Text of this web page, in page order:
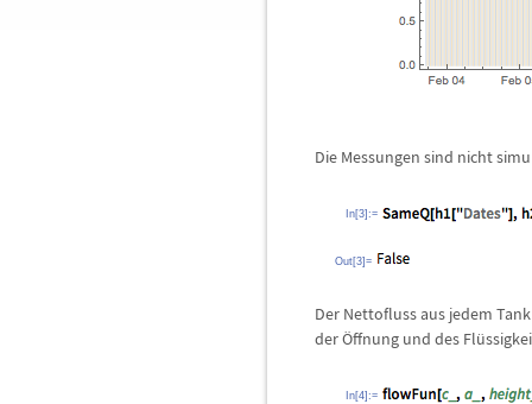
Die Messungen sind nicht
In[3]:=
Out[3]=
Der Nettofluss aus jedem
derÖffnung und des Flü
In[4]:=